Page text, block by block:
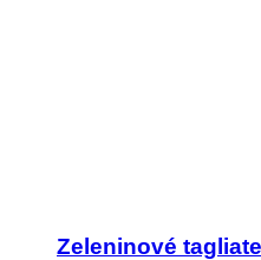
Zeleninové